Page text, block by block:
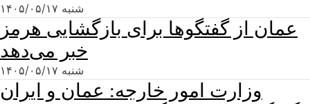
شنبه ۱۴۰۵/۰۵/۱۷
عمان از گفتگوها برای بازگشایی هرمز
خبر می‌دهد
شنبه ۱۴۰۵/۰۵/۱۷
وزارت امور خارجه: عمان و ایران